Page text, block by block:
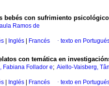
bebés con sufrimiento
Ramos de
Inglés Francés · texto en
con temática en
Fabiana Follador e; Aiello-Vaisberg,
Inglés Francés · texto en